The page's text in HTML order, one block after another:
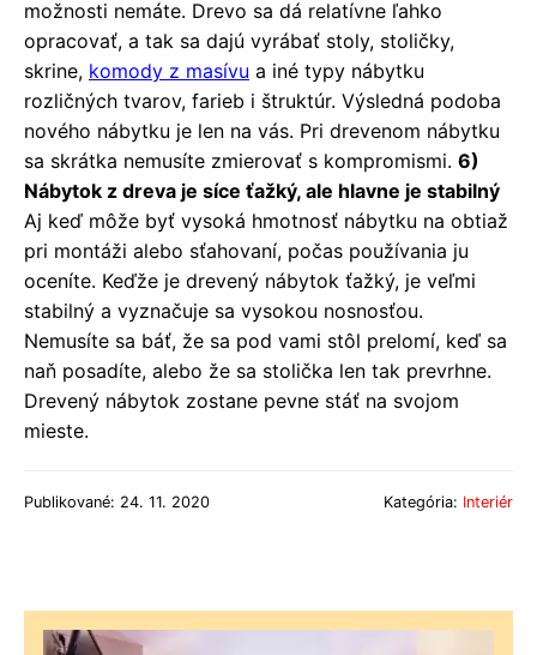
možnosti nemáte. Drevo sa dá relatívne ľahko
opracovať, a tak sa dajú vyrábať stoly, stoličky,
skrine, komody z masívu a iné typy nábytku
rozličných tvarov, farieb i štruktúr. Výsledná podoba
nového nábytku je len na vás. Pri drevenom nábytku
sa skrátka nemusíte zmierovať s kompromismi. 6)
Nábytok z dreva je síce ťažký, ale hlavne je stabilný
Aj keď môže byť vysoká hmotnosť nábytku na obtiaž
pri montáži alebo sťahovaní, počas používania ju
oceníte. Keďže je drevený nábytok ťažký, je veľmi
stabilný a vyznačuje sa vysokou nosnosťou.
Nemusíte sa báť, že sa pod vami stôl prelomí, keď sa
naň posadíte, alebo že sa stolička len tak prevrhne.
Drevený nábytok zostane pevne stáť na svojom
mieste.
Publikované: 24. 11. 2020 Kategória: Interiér